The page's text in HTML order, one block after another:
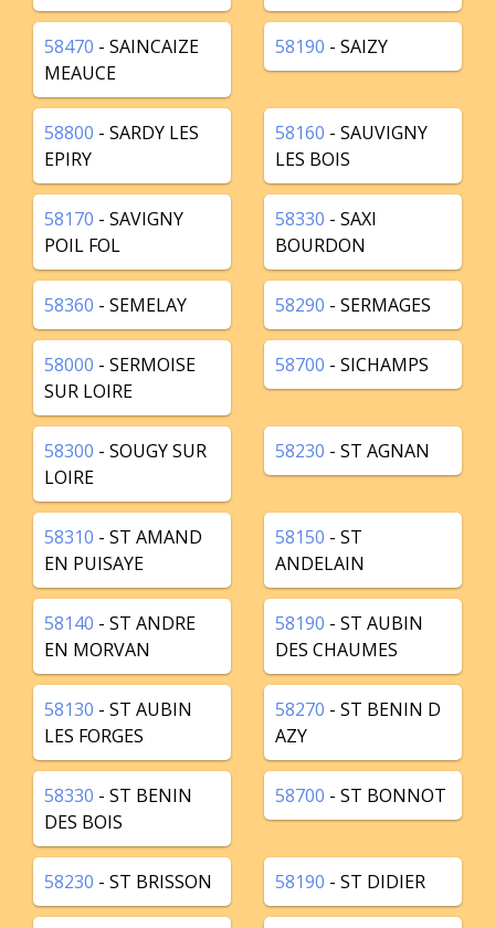
58470 - SAINCAIZE
MEAUCE
58190 - SAIZY
58800 - SARDY LES
EPIRY
58160 - SAUVIGNY
LES BOIS
58170 - SAVIGNY
POIL FOL
58330 - SAXI
BOURDON
58360 - SEMELAY 58290 - SERMAGES
58000 - SERMOISE
SUR LOIRE
58700 - SICHAMPS
58300 - SOUGY SUR
LOIRE
58230 - ST AGNAN
58310 - ST AMAND
EN PUISAYE
58150 - ST
ANDELAIN
58140 - ST ANDRE
EN MORVAN
58190 - ST AUBIN
DES CHAUMES
58130 - ST AUBIN
LES FORGES
58270 - ST BENIN D
AZY
58330 - ST BENIN
DES BOIS
58700 - ST BONNOT
58230 - ST BRISSON 58190 - ST DIDIER